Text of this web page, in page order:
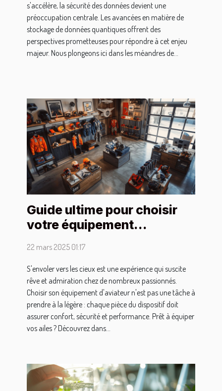
s'accélère, la sécurité des données devient une
préoccupation centrale. Les avancées en matière de
stockage de données quantiques offrent des
perspectives prometteuses pour répondre à cet enjeu
majeur. Nous plongeons ici dans les méandres de...
Guide ultime pour choisir
votre équipement
22 mars 2025 01:17
S'envoler vers les cieux est une expérience qui suscite
rêve et admiration chez de nombreux passionnés.
Choisir son équipement d'aviateur n'est pas une tâche à
prendre à la légère : chaque pièce du dispositif doit
assurer confort, sécurité et performance. Prêt à équiper
vos ailes ? Découvrez dans...